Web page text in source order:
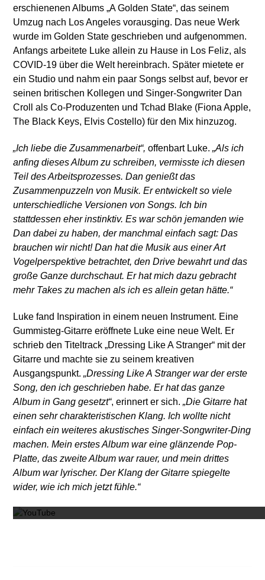
erschienenen Albums „A Golden State“, das seinem
Umzug nach Los Angeles vorausging. Das neue Werk
wurde im Golden State geschrieben und aufgenommen.
Anfangs arbeitete Luke allein zu Hause in Los Feliz, als
COVID-19 über die Welt hereinbrach. Später mietete er
ein Studio und nahm ein paar Songs selbst auf, bevor er
seinen britischen Kollegen und Singer-Songwriter Dan
Croll als Co-Produzenten und Tchad Blake (Fiona Apple,
The Black Keys, Elvis Costello) für den Mix hinzuzog.
„Ich liebe die Zusammenarbeit“, offenbart Luke.„Als ich
anfing dieses Album zu schreiben, vermisste ich diesen
Teil des Arbeitsprozesses. Dan genießt das
Zusammenpuzzeln von Musik. Er entwickelt so viele
unterschiedliche Versionen von Songs. Ich bin
stattdessen eher instinktiv. Es war schön jemanden wie
Dan dabei zu haben, der manchmal einfach sagt: Das
brauchen wir nicht! Dan hat die Musik aus einer Art
Vogelperspektive betrachtet, den Drive bewahrt und das
große Ganze durchschaut. Er hat mich dazu gebracht
mehr Takes zu machen als ich es allein getan hätte.“
Luke fand Inspiration in einem neuen Instrument. Eine
Gummisteg-Gitarre eröffnete Luke eine neue Welt. Er
schrieb den Titeltrack „Dressing Like A Stranger“ mit der
Gitarre und machte sie zu seinem kreativen
Ausgangspunkt.„Dressing Like A Stranger war der erste
Song, den ich geschrieben habe. Er hat das ganze
Album in Gang gesetzt“, erinnert er sich.„Die Gitarre hat
einen sehr charakteristischen Klang. Ich wollte nicht
einfach ein weiteres akustisches Singer-Songwriter-Ding
machen. Mein erstes Album war eine glänzende Pop-
Platte, das zweite Album war rauer, und mein drittes
Album war lyrischer. Der Klang der Gitarre spiegelte
wider, wie ich mich jetzt fühle.“